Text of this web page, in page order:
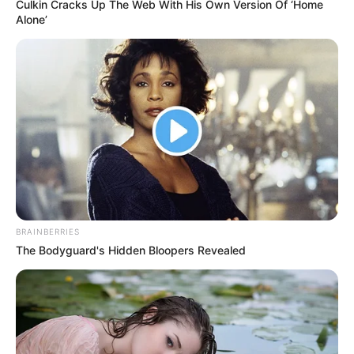
sering tampil dan memiliki kekuatan khusus.
10 Film Pembunuh Bayaran, Siap Memacu
Daftar isi
1.Yuji Itadori
Culkin Cracks Up The Web With His Own Version Of ‘Home
Alone’
BRAINBERRIES
The Bodyguard's Hidden Bloopers Revealed